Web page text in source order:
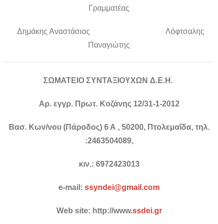
Γραμματέας
Δημάκης Αναστάσιος Λόφτσαλης
Παναγιώτης
ΣΩΜΑΤΕΙΟ ΣΥΝΤΑΞΙΟΥΧΩΝ Δ.Ε.Η .
Αρ. εγγρ. Πρωτ. Κοζάνης 12/31-1-2012
Βασ. Κων/νου(Πάροδος) 6 Α , 50200, Πτολεμαΐδα, τηλ.
:2463504089,
κιν.: 6972423013
e-mail: ssyndei@gmail.com
Web site: http://www.ssdei.gr